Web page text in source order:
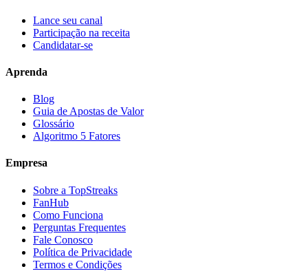
Lance seu canal
Participação na receita
Candidatar-se
Aprenda
Blog
Guia de Apostas de Valor
Glossário
Algoritmo 5 Fatores
Empresa
Sobre a TopStreaks
FanHub
Como Funciona
Perguntas Frequentes
Fale Conosco
Política de Privacidade
Termos e Condições